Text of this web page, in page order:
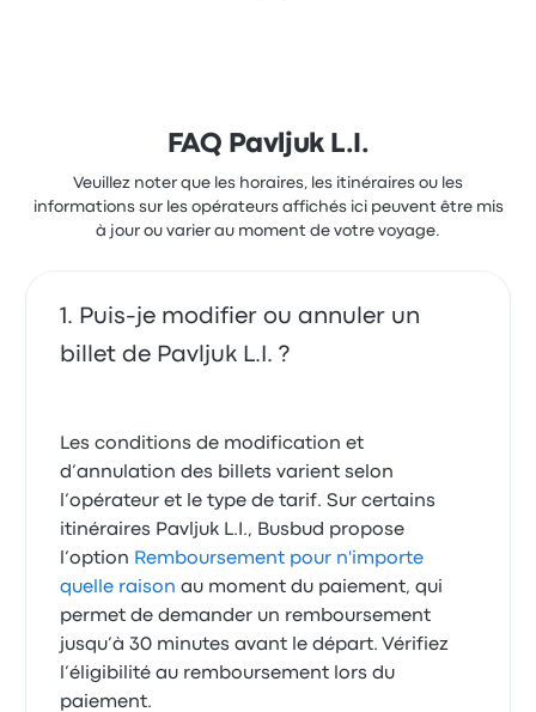
FAQ Pavljuk L.I.
Veuillez noter que les horaires, les itinéraires ou les
informations sur les opérateurs affichés ici peuvent être mis
à jour ou varier au moment de votre voyage.
Puis-je modifier ou annuler un
billet de Pavljuk L.I. ?
Les conditions de modification et
d’annulation des billets varient selon
l’opérateur et le type de tarif. Sur certains
itinéraires Pavljuk L.I., Busbud propose
l’option Remboursement pour n'importe
quelle raison au moment du paiement, qui
permet de demander un remboursement
jusqu’à 30 minutes avant le départ. Vérifiez
l’éligibilité au remboursement lors du
paiement.